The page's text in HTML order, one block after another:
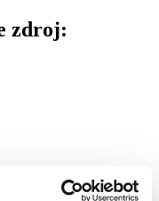
zdroj: